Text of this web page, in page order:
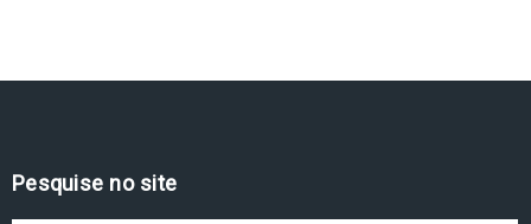
Pesquise no site